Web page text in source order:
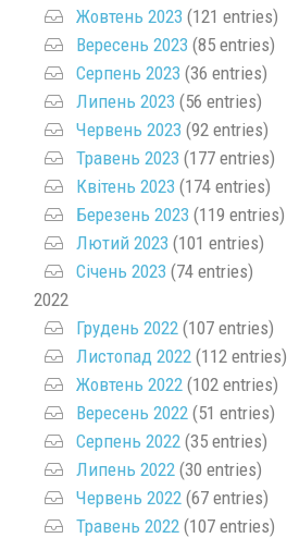
Жовтень 2023 (121 entries)
Вересень 2023 (85 entries)
Серпень 2023 (36 entries)
Липень 2023 (56 entries)
Червень 2023 (92 entries)
Травень 2023 (177 entries)
Квітень 2023 (174 entries)
Березень 2023 (119 entries)
Лютий 2023 (101 entries)
Січень 2023 (74 entries)
2022
Грудень 2022(107 entries)
Листопад 2022(112 entries)
Жовтень 2022(102 entries)
Вересень 2022(51 entries)
Серпень 2022(35 entries)
Липень 2022(30 entries)
Червень 2022(67 entries)
Травень 2022(107 entries)